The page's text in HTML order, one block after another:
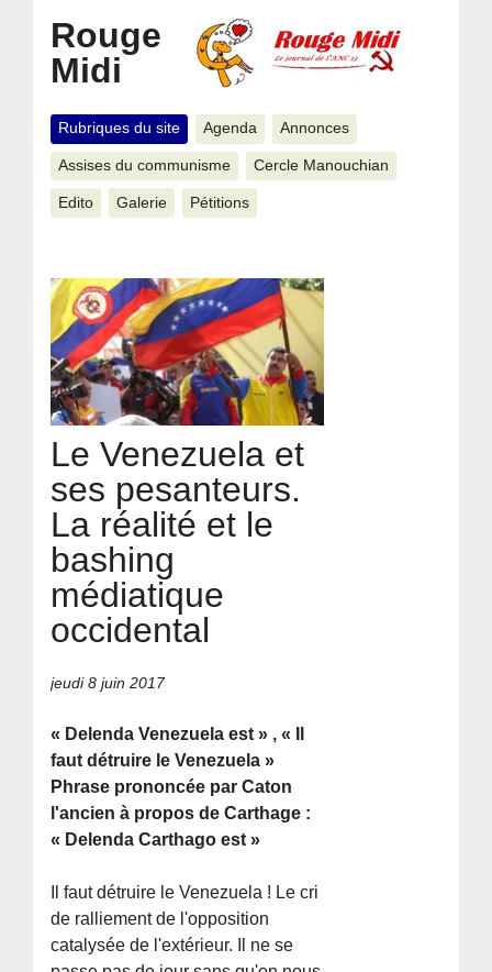
Rouge
Midi
Rubriques du site Agenda Annonces
Assises du communisme Cercle Manouchian
Edito Galerie Pétitions
Le Venezuela et
ses pesanteurs.
La réalité et le
bashing
médiatique
occidental
jeudi 8 juin 2017
« Delenda Venezuela est » , « Il
faut détruire le Venezuela »
Phrase prononcée par Caton
l'ancien à propos de Carthage :
« Delenda Carthago est »
Il faut détruire le Venezuela ! Le cri
de ralliement de l'opposition
catalysée de l'extérieur. Il ne se